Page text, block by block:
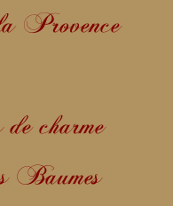
Provence
de charme
Baumes